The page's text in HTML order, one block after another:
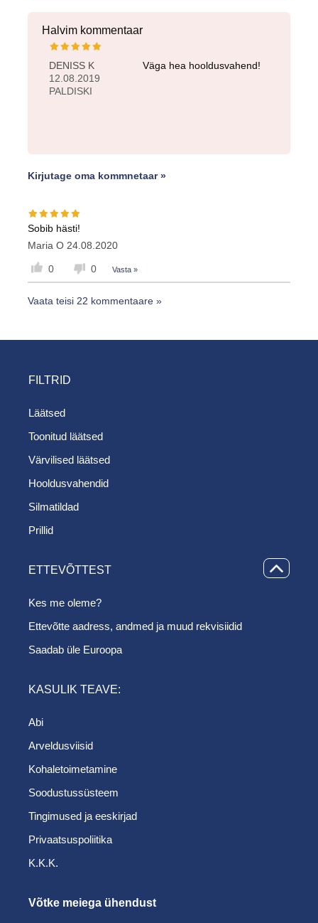
Halvim kommentaar
DENISS K
12.08.2019
PALDISKI
Väga hea hooldusvahend!
Kirjutage oma kommnetaar »
Sobib hästi!
Maria O 24.08.2020
0 0 Vasta »
Vaata teisi 22 kommentaare »
FILTRID
Läätsed
Toonitud läätsed
Värvilised läätsed
Hooldusvahendid
Silmatildad
Prillid
ETTEVÕTTEST
Kes me oleme?
Ettevõtte aadress, andmed ja muud rekvisiidid
Saadab üle Euroopa
KASULIK TEAVE:
Abi
Arveldusviisid
Kohaletoimetamine
Soodustussüsteem
Tingimused ja eeskirjad
Privaatsuspoliitika
K.K.K.
Võtke meiega ühendust